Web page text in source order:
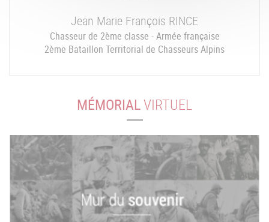
Jean Marie François RINCE
Chasseur de 2ème classe - Armée française
2ème Bataillon Territorial de Chasseurs Alpins
MÉMORIALVIRTUEL